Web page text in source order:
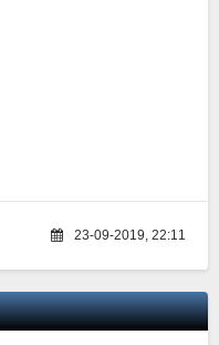
23-09-2019, 22:11